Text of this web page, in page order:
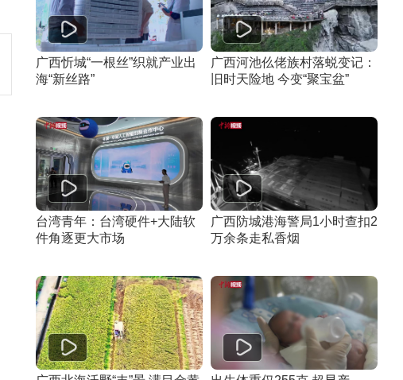
广西忻城“一根丝”织就产业出
海“新丝路”
广西河池仫佬族村落蜕变记：
旧时天险地 今变“聚宝盆”
台湾青年：台湾硬件+大陆软
件角逐更大市场
广西防城港海警局1小时查扣2
万余条走私香烟